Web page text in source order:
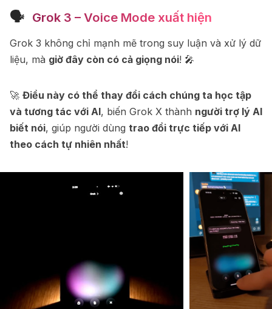
🗣 ️ Grok 3 – Voice Mode xuất hiện
Grok 3 không chỉ mạnh mẽ trong suy luận và xử lý dữ
liệu, mà giờ đây còn có cả giọng nói! 🎤
🚀 Điều này có thể thay đổi cách chúng ta học tập
và tương tác với AI, biến Grok X thành người trợ lý AI
biết nói, giúp người dùng trao đổi trực tiếp với AI
theo cách tự nhiên nhất!